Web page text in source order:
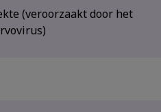
(veroorzaakt door het